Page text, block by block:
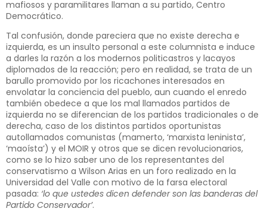
mafiosos y paramilitares llaman a su partido, Centro
Democrático.
Tal confusión, donde pareciera que no existe derecha e
izquierda, es un insulto personal a este columnista e induce
a darles la razón a los modernos politicastros y lacayos
diplomados de la reacción; pero en realidad, se trata de un
barullo promovido por los ricachones interesados en
envolatar la conciencia del pueblo, aun cuando el enredo
también obedece a que los mal llamados partidos de
izquierda no se diferencian de los partidos tradicionales o de
derecha, caso de los distintos partidos oportunistas
autollamados comunistas (mamerto, ‘marxista leninista’,
‘maoísta’) y el MOIR y otros que se dicen revolucionarios,
como se lo hizo saber uno de los representantes del
conservatismo a Wilson Arias en un foro realizado en la
Universidad del Valle con motivo de la farsa electoral
pasada: ‘lo que ustedes dicen defender son las banderas del
Partido Conservador’.